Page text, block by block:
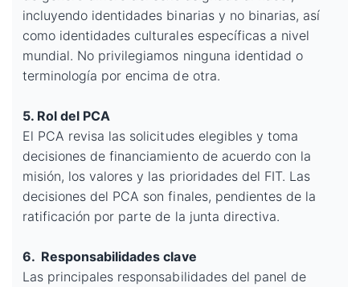
incluyendo identidades binarias y no binarias, así
como identidades culturales específicas a nivel
mundial. No privilegiamos ninguna identidad o
terminología por encima de otra.
5. Rol del PCA
El PCA revisa las solicitudes elegibles y toma
decisiones de financiamiento de acuerdo con la
misión, los valores y las prioridades del FIT. Las
decisiones del PCA son finales, pendientes de la
ratificación por parte de la junta directiva.
6. Responsabilidades clave
Las principales responsabilidades del panel de